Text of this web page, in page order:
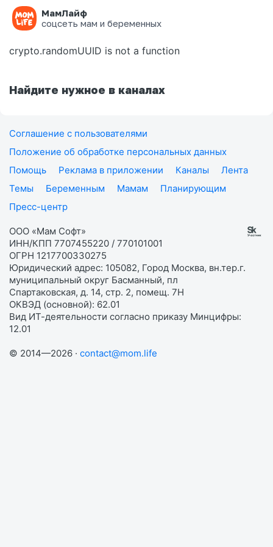
МамЛайф
соцсеть мам и беременных
Ошибка на странице
crypto.randomUUID is not a function
Найдите нужное в каналах
Соглашение с пользователями
Положение об обработке персональных данных
Помощь
Реклама в приложении Каналы
Лента
Темы
Беременным Мамам
Планирующим
Пресс-центр
ООО «Мам Софт»
ИНН/КПП 7707455220 / 770101001
ОГРН 1217700330275
Юридический адрес: 105082, Город Москва, вн.тер.г.
муниципальный округ Басманный, пл
Спартаковская, д. 14, стр. 2, помещ. 7Н
ОКВЭД (основной): 62.01
Вид ИТ-деятельности согласно приказу Минцифры:
12.01
© 2014—2026 · contact@mom.life